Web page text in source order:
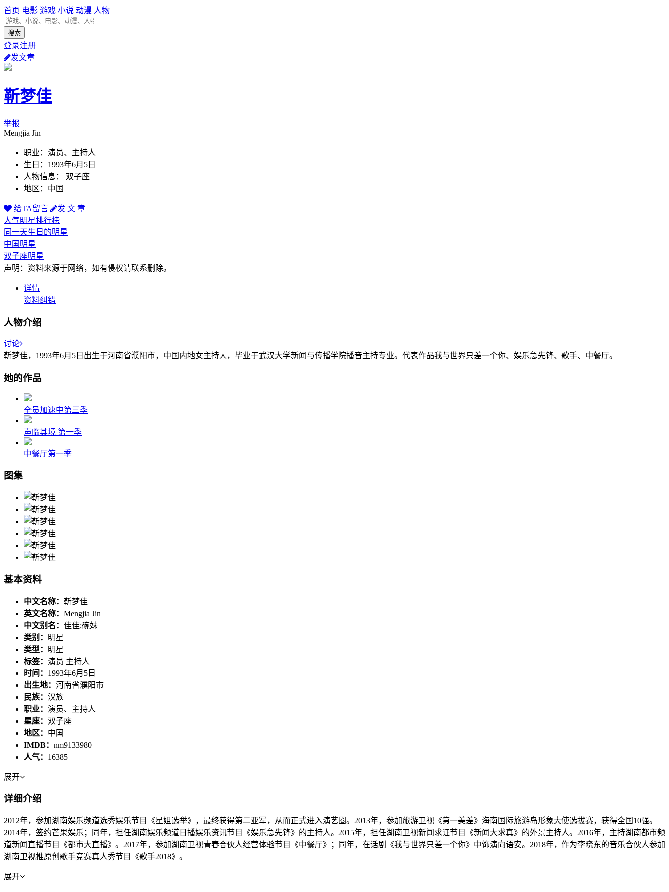
首页 电影 游戏 小说 动漫 人物
登录注册
发文章
靳梦佳
举报
Mengjia Jin
职业：演员、主持人
生日：1993年6月5日
人物信息： 双子座
地区：中国
给TA留言
发 文 章
人气明星排行榜
同一天生日的明星
中国明星
双子座明星
声明：资料来源于网络，如有侵权请联系删除。
详情
资料纠错
人物介绍
讨论
靳梦佳，1993年6月5日出生于河南省濮阳市，中国内地女主持人，毕业于武汉大学新闻与传播学院播音主持专业。代表作品我与世界只差一个你、娱乐急先锋、歌手、中餐厅。
她的作品
全员加速中第三季
声临其境 第一季
中餐厅第一季
图集
基本资料
中文名称： 靳梦佳
英文名称： Mengjia Jin
中文别名： 佳佳;碗妹
类别： 明星
类型： 明星
标签： 演员 主持人
时间： 1993年6月5日
出生地： 河南省濮阳市
民族： 汉族
职业： 演员、主持人
星座： 双子座
地区： 中国
IMDB： nm9133980
人气： 16385
展开
详细介绍
2012年，参加湖南娱乐频道选秀娱乐节目《星姐选举》，最终获得第二亚军，从而正式进入演艺圈。2013年，参加旅游卫视《第一美差》海南国际旅游岛形象大使选拔赛，获得全国10强。
2014年，签约芒果娱乐；同年，担任湖南娱乐频道日播娱乐资讯节目《娱乐急先锋》的主持人。2015年，担任湖南卫视新闻求证节目《新闻大求真》的外景主持人。2016年，主持湖南都市频
道新闻直播节目《都市大直播》。2017年，参加湖南卫视青春合伙人经营体验节目《中餐厅》；同年，在话剧《我与世界只差一个你》中饰演向语安。2018年，作为李晓东的音乐合伙人参加
湖南卫视推原创歌手竞赛真人秀节目《歌手2018》。
展开